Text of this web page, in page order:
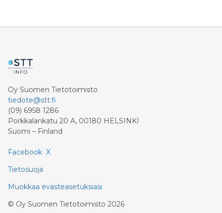
Oy Suomen Tietotoimisto
tiedote@stt.fi
(09) 6958 1286
Porkkalankatu 20 A, 00180 HELSINKI
Suomi – Finland
Facebook X
Tietosuoja
Muokkaa evästeasetuksiasi
© Oy Suomen Tietotoimisto 2026